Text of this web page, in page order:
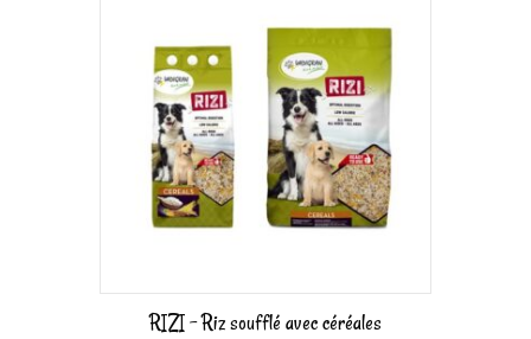
RIZI – Riz soufflé avec céréales